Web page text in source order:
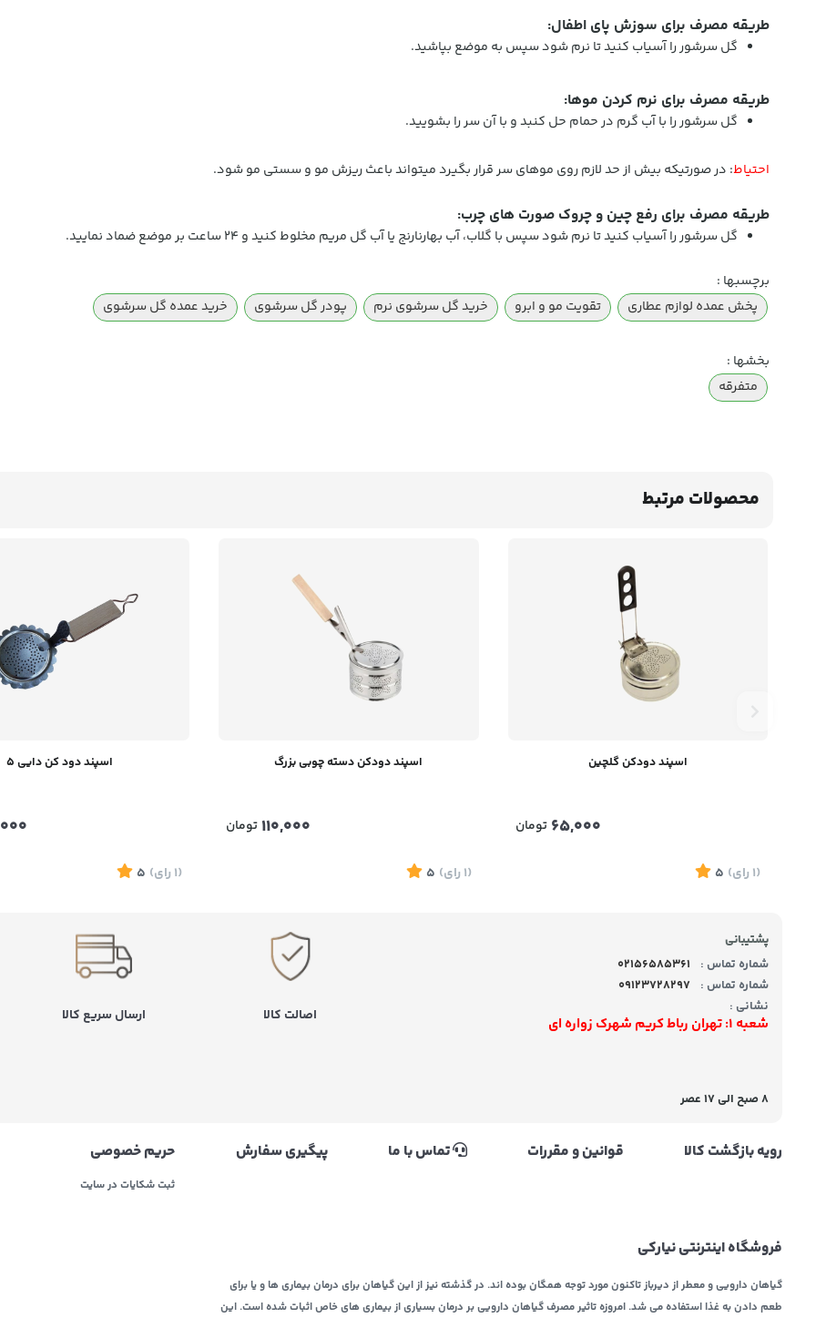
طریقه مصرف برای سوزش پای اطفال:
گل سرشور را آسیاب کنید تا نرم شود سپس به موضع بپاشید.
طریقه مصرف برای نرم کردن موها:
گل سرشور را با آب گرم در حمام حل کنبد و با آن سر را بشویید.
احتیاط: در صورتیکه بیش از حد لازم روی موهای سر قرار بگیرد میتواند باعث ریزش مو و سستی مو شود.
طریقه مصرف برای رفع چین و چروک صورت های چرب:
گل سرشور را آسیاب کنید تا نرم شود سپس با گلاب، آب بهارنارنج یا آب گل مریم مخلوط کنید و 24 ساعت بر موضع ضماد نمایید.
برچسبها :
پخش عمده لوازم عطاری
تقویت مو و ابرو خرید گل سرشوی نرم پودر گل سرشوی خرید عمده گل سرشوی
بخشها :
متفرقه
محصولات مرتبط
اسپند دودکن گلچین
65,000 تومان
(1 رای)
5
اسپند دودکن دسته چوبی بزرگ
110,000تومان
(1 رای)
5
اسپند دود کن دایی 5
(1 رای)
5
پشتیبانی
شماره تماس :
02156585361
شماره تماس :
09123728297
نشانی :
شعبه 1: تهران رباط کریم شهرک زواره ای
8 صبح الی 17 عصر
اصالت کالا ارسال سریع کالا
رویه بازگشت کالا قوانین و مقررات تماس با ما پیگیری سفارش حریم خصوصی
ثبت شکایات در سایت
فروشگاه اینترنتی نیارکی
گیاهان دارویی و معطر از دیرباز تاکنون مورد توجه همگان بوده اند. در گذشته نیز از این گیاهان برای درمان بیماری ها و یا برای
طعم دادن به غذا استفاده می شد. امروزه تاثیر مصرف گیاهان دارویی بر درمان بسیاری از بیماری های خاص اثبات شده است. این